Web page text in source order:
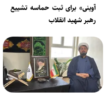
آوینی» برای ثبت حماسه‌ تشییع
رهبر شهید انقلاب